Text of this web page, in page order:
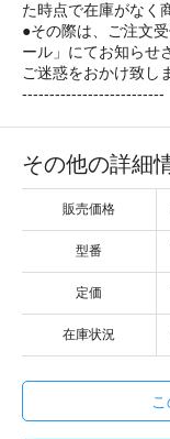
た時点で在庫がなく
●その際は、ご注文
ール」にてお知らせ
ご迷惑をおかけ致し
--------------------------
その他の詳細
販売価格
型番
定価
在庫状況